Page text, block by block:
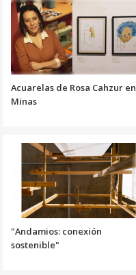
Acuarelas de Rosa Cahzur en
Minas
"Andamios: conexión
sostenible"